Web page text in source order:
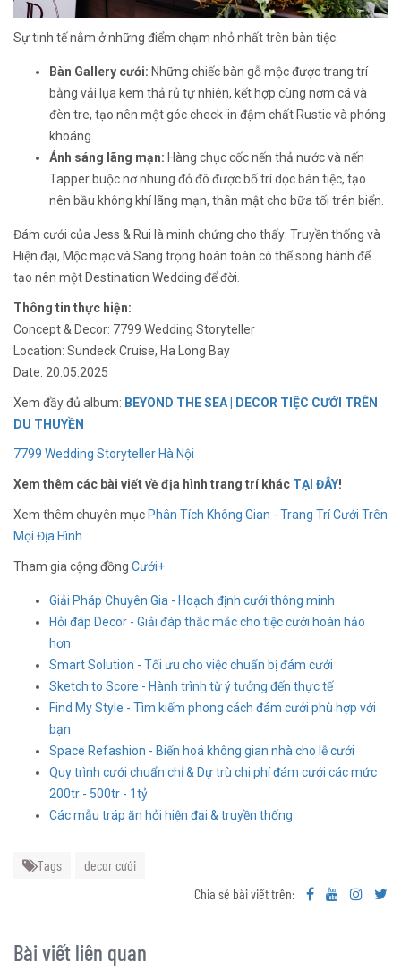
Sự tinh tế nằm ở những điểm chạm nhỏ nhất trên bàn tiệc:
Bàn Gallery cưới: Những chiếc bàn gỗ mộc được trang trí
bằng vải lụa kem thả rủ tự nhiên, kết hợp cùng nơm cá và
đèn tre, tạo nên một góc check-in đậm chất Rustic và phóng
khoáng.
Ánh sáng lãng mạn: Hàng chục cốc nến thả nước và nến
Tapper buộc nơ nhung đỏ đô được bố trí dọc bàn tiệc, tạo
nên bầu không khí lãng mạn, thân mật cho bữa tối trên biển.
Đám cưới của Jess & Rui là minh chứng cho thấy: Truyền thống và
Hiện đại, Mộc mạc và Sang trọng hoàn toàn có thể song hành để
tạo nên một Destination Wedding để đời.
Thông tin thực hiện:
Concept & Decor: 7799 Wedding Storyteller
Location: Sundeck Cruise, Ha Long Bay
Date: 20.05.2025
Xem đầy đủ album: BEYOND THE SEA | DECOR TIỆC CƯỚI TRÊN
DU THUYỀN
7799 Wedding Storyteller Hà Nội
Xem thêm các bài viết về địa hình trang trí khác TẠI ĐÂY!
Xem thêm chuyên mục Phân Tích Không Gian - Trang Trí Cưới Trên
Mọi Địa Hình
Tham gia cộng đồng Cưới+
Giải Pháp Chuyên Gia - Hoạch định cưới thông minh
Hỏi đáp Decor - Giải đáp thắc mắc cho tiệc cưới hoàn hảo
hơn
Smart Solution - Tối ưu cho việc chuẩn bị đám cưới
Sketch to Score - Hành trình từ ý tưởng đến thực tế
Find My Style - Tìm kiếm phong cách đám cưới phù hợp với
bạn
Space Refashion - Biến hoá không gian nhà cho lễ cưới
Quy trình cưới chuẩn chỉ & Dự trù chi phí đám cưới các mức
200tr - 500tr - 1tỷ
Các mẫu tráp ăn hỏi hiện đại & truyền thống
Tags
decor cưới
Chia sẻ bài viết trên:
Bài viết liên quan